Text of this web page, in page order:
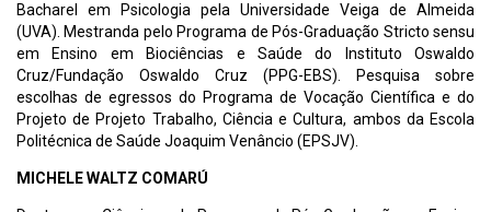
Bacharel em Psicologia pela Universidade Veiga de Almeida
(UVA). Mestranda pelo Programa de Pós-Graduação Stricto sensu
em Ensino em Biociências e Saúde do Instituto Oswaldo
Cruz/Fundação Oswaldo Cruz (PPG-EBS). Pesquisa sobre
escolhas de egressos do Programa de Vocação Científica e do
Projeto de Projeto Trabalho, Ciência e Cultura, ambos da Escola
Politécnica de Saúde Joaquim Venâncio (EPSJV).
MICHELE WALTZ COMARÚ